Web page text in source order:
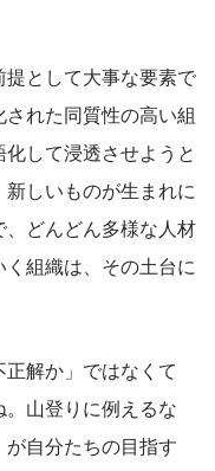
として大事な要素で
れた同質性の高い組
して浸透させようと
しいものが生まれに
どんどん多様な人材
組織は、その土台に
解か」ではなくて
。山登りに例えるな
自分たちの目指す